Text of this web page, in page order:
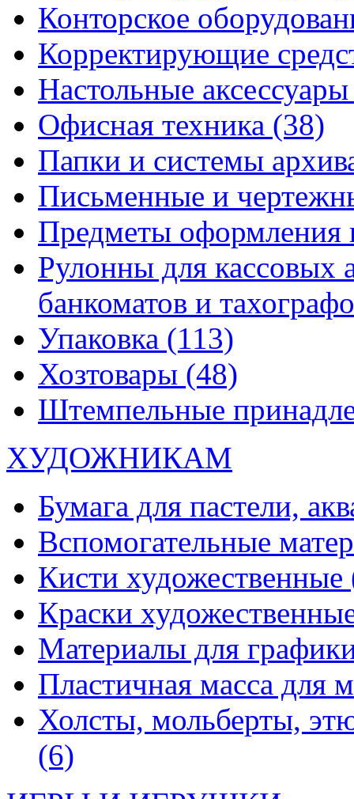
Конторское
Корректирующие
Настольные
Офисная техника (38)
Папки и системы
Письменные и
Предметы оформления
Рулонны для кассовых
банкоматов и
Упаковка (113)
Хозтовары (48)
Штемпельные
ХУДОЖНИКАМ
Бумага для пастели,
Вспомогательные
Кисти художественные
Краски
Материалы для
Пластичная масса для
Холсты, мольберты,
(6)